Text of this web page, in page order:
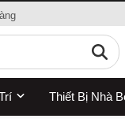
Thiết Bị Nhà